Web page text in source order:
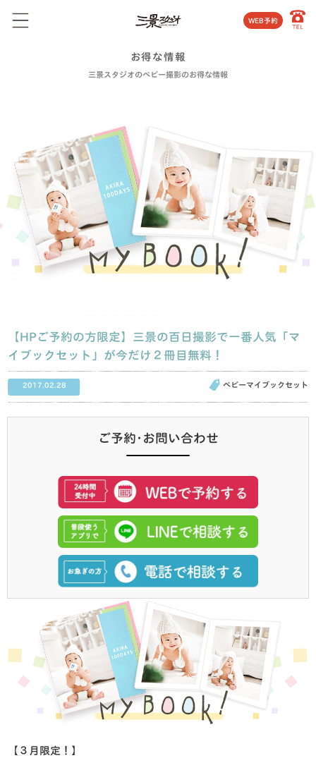
WEB予約
お得な情報
三景スタジオのベビー撮影のお得な情報
【HPご予約の方限定】三景の百日撮影で一番人気「マ
イブックセット」が今だけ２冊目無料！
2017.02.28 ベビーマイブックセット
ご予約･お問い合わせ
【３月限定！】